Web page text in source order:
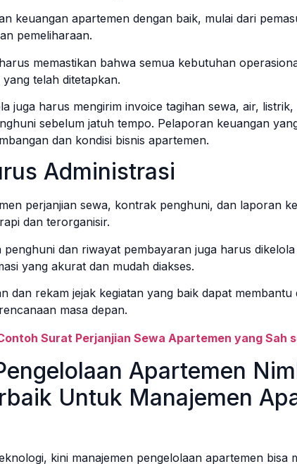
keuangan apartemen dengan baik, mulai dari
pemeliharaan.
memastikan bahwa semua kebutuhan
telah ditetapkan.
juga harus mengirim invoice tagihan sewa, air,
sebelum jatuh tempo. Pelaporan keuangan
dan kondisi bisnis apartemen.
Administrasi
perjanjian sewa, kontrak penghuni, dan laporan
dan terorganisir.
penghuni dan riwayat pembayaran juga harus
yang akurat dan mudah diakses.
dan rekam jejak kegiatan yang baik dapat membantu
masa depan.
Surat Perjanjian Sewa Apartemen yang Sah
Apartemen
Untuk Manajemen
kini manajemen pengelolaan apartemen bisa